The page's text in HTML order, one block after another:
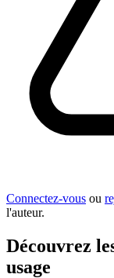
Connectez-vous ou
l'auteur.
Découvrez
usage